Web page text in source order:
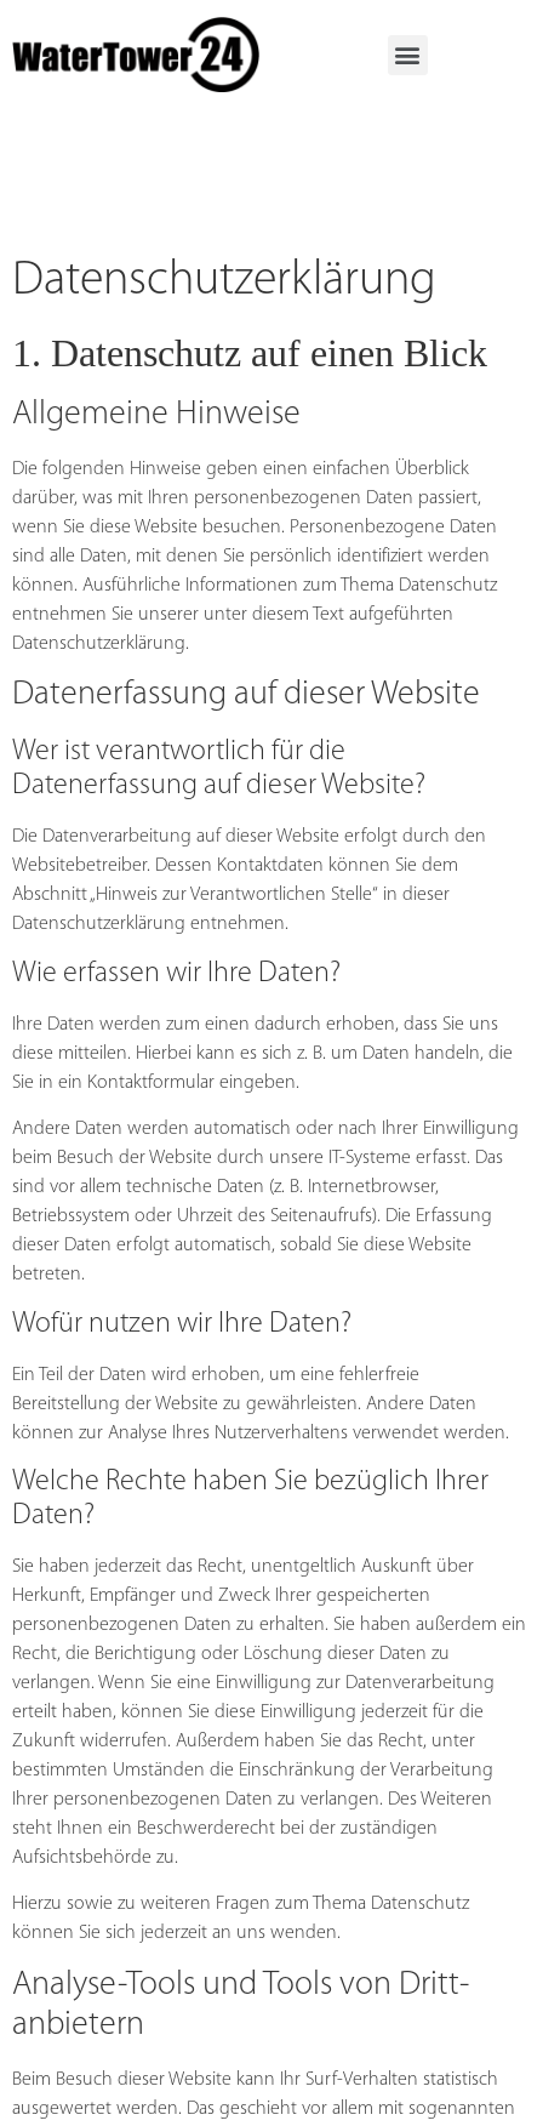
Datenschutz­erklärung
1. Datenschutz auf einen Blick
Allgemeine Hinweise
Die folgenden Hinweise geben einen einfachen Überblick
darüber, was mit Ihren personenbezogenen Daten passiert,
wenn Sie diese Website besuchen. Personenbezogene Daten
sind alle Daten, mit denen Sie persönlich identifiziert werden
können. Ausführliche Informationen zum Thema Datenschutz
entnehmen Sie unserer unter diesem Text aufgeführten
Datenschutzerklärung.
Datenerfassung auf dieser Website
Wer ist verantwortlich für die
Datenerfassung auf dieser Website?
Die Datenverarbeitung auf dieser Website erfolgt durch den
Websitebetreiber. Dessen Kontaktdaten können Sie dem
Abschnitt „Hinweis zur Verantwortlichen Stelle“ in dieser
Datenschutzerklärung entnehmen.
Wie erfassen wir Ihre Daten?
Ihre Daten werden zum einen dadurch erhoben, dass Sie uns
diese mitteilen. Hierbei kann es sich z. B. um Daten handeln, die
Sie in ein Kontaktformular eingeben.
Andere Daten werden automatisch oder nach Ihrer Einwilligung
beim Besuch der Website durch unsere IT-Systeme erfasst. Das
sind vor allem technische Daten (z. B. Internetbrowser,
Betriebssystem oder Uhrzeit des Seitenaufrufs). Die Erfassung
dieser Daten erfolgt automatisch, sobald Sie diese Website
betreten.
Wofür nutzen wir Ihre Daten?
Ein Teil der Daten wird erhoben, um eine fehlerfreie
Bereitstellung der Website zu gewährleisten. Andere Daten
können zur Analyse Ihres Nutzerverhaltens verwendet werden.
Welche Rechte haben Sie bezüglich Ihrer
Daten?
Sie haben jederzeit das Recht, unentgeltlich Auskunft über
Herkunft, Empfänger und Zweck Ihrer gespeicherten
personenbezogenen Daten zu erhalten. Sie haben außerdem ein
Recht, die Berichtigung oder Löschung dieser Daten zu
verlangen. Wenn Sie eine Einwilligung zur Datenverarbeitung
erteilt haben, können Sie diese Einwilligung jederzeit für die
Zukunft widerrufen. Außerdem haben Sie das Recht, unter
bestimmten Umständen die Einschränkung der Verarbeitung
Ihrer personenbezogenen Daten zu verlangen. Des Weiteren
steht Ihnen ein Beschwerderecht bei der zuständigen
Aufsichtsbehörde zu.
Hierzu sowie zu weiteren Fragen zum Thema Datenschutz
können Sie sich jederzeit an uns wenden.
Analyse-Tools und Tools von Dritt­
anbietern
Beim Besuch dieser Website kann Ihr Surf-Verhalten statistisch
ausgewertet werden. Das geschieht vor allem mit sogenannten